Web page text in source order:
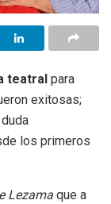
teatral para
exitosas;
los primeros
Lezama que a